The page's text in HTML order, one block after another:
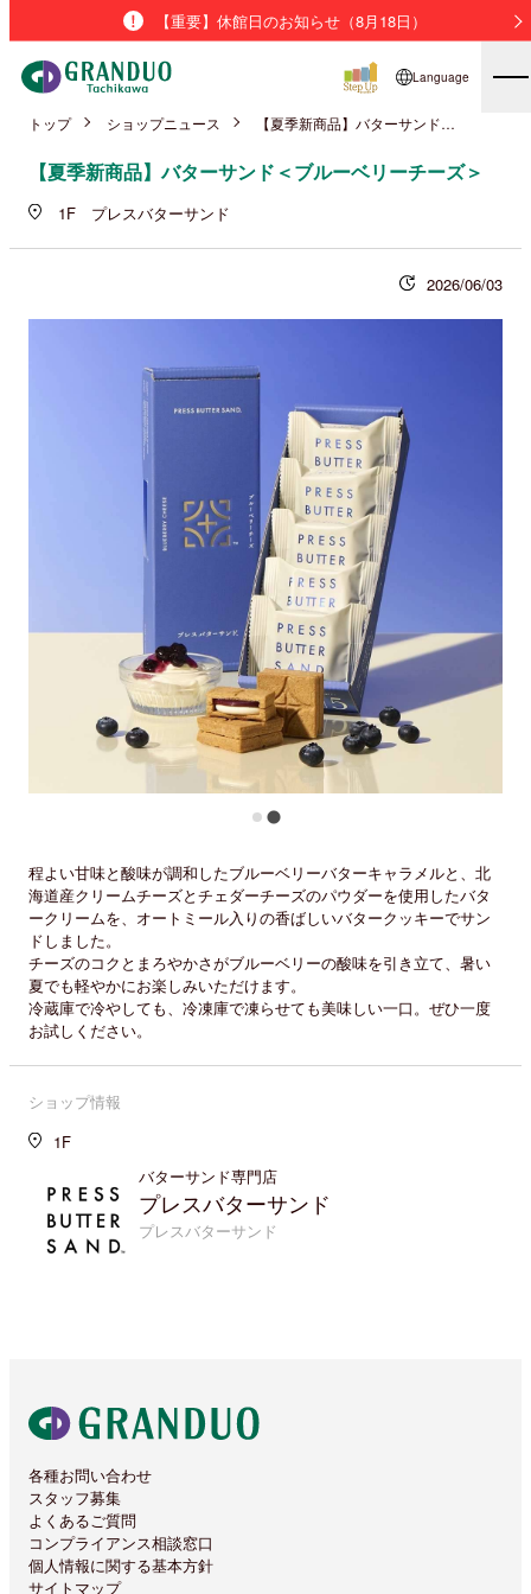
【重要】休館日のお知らせ（8月18日）
Language
トップ ショップニュース 【夏季新商品】バターサンド＜ブルーベリーチーズ＞
【夏季新商品】バターサンド＜ブルーベリーチーズ＞
1F プレスバターサンド
2026/06/03
程よい甘味と酸味が調和したブルーベリーバターキャラメルと、北
海道産クリームチーズとチェダーチーズのパウダーを使用したバタ
ークリームを、オートミール入りの香ばしいバタークッキーでサン
ドしました。
チーズのコクとまろやかさがブルーベリーの酸味を引き立て、暑い
夏でも軽やかにお楽しみいただけます。
冷蔵庫で冷やしても、冷凍庫で凍らせても美味しい一口。ぜひ一度
お試しください。
ショップ情報
1F
バターサンド専門店
プレスバターサンド
プレスバターサンド
各種お問い合わせ
スタッフ募集
よくあるご質問
コンプライアンス相談窓口
個人情報に関する基本方針
サイトマップ